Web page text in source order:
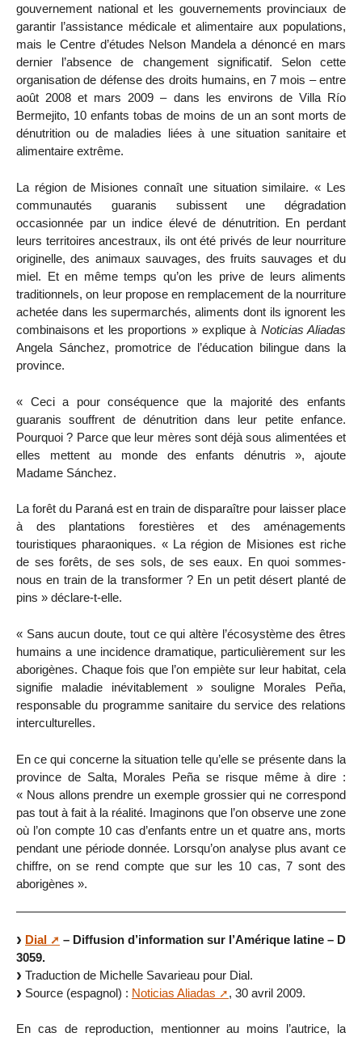
gouvernement national et les gouvernements provinciaux de
garantir l’assistance médicale et alimentaire aux populations,
mais le Centre d’études Nelson Mandela a dénoncé en mars
dernier l’absence de changement significatif. Selon cette
organisation de défense des droits humains, en 7 mois – entre
août 2008 et mars 2009 – dans les environs de Villa Río
Bermejito, 10 enfants tobas de moins de un an sont morts de
dénutrition ou de maladies liées à une situation sanitaire et
alimentaire extrême.
La région de Misiones connaît une situation similaire. « Les
communautés guaranis subissent une dégradation
occasionnée par un indice élevé de dénutrition. En perdant
leurs territoires ancestraux, ils ont été privés de leur nourriture
originelle, des animaux sauvages, des fruits sauvages et du
miel. Et en même temps qu’on les prive de leurs aliments
traditionnels, on leur propose en remplacement de la nourriture
achetée dans les supermarchés, aliments dont ils ignorent les
combinaisons et les proportions » explique à Noticias Aliadas
Angela Sánchez, promotrice de l’éducation bilingue dans la
province.
« Ceci a pour conséquence que la majorité des enfants
guaranis souffrent de dénutrition dans leur petite enfance.
Pourquoi ? Parce que leur mères sont déjà sous alimentées et
elles mettent au monde des enfants dénutris », ajoute
Madame Sánchez.
La forêt du Paraná est en train de disparaître pour laisser place
à des plantations forestières et des aménagements
touristiques pharaoniques. « La région de Misiones est riche
de ses forêts, de ses sols, de ses eaux. En quoi sommes-
nous en train de la transformer ? En un petit désert planté de
pins » déclare-t-elle.
« Sans aucun doute, tout ce qui altère l’écosystème des êtres
humains a une incidence dramatique, particulièrement sur les
aborigènes. Chaque fois que l’on empiète sur leur habitat, cela
signifie maladie inévitablement » souligne Morales Peña,
responsable du programme sanitaire du service des relations
interculturelles.
En ce qui concerne la situation telle qu’elle se présente dans la
province de Salta, Morales Peña se risque même à dire :
« Nous allons prendre un exemple grossier qui ne correspond
pas tout à fait à la réalité. Imaginons que l’on observe une zone
où l’on compte 10 cas d’enfants entre un et quatre ans, morts
pendant une période donnée. Lorsqu’on analyse plus avant ce
chiffre, on se rend compte que sur les 10 cas, 7 sont des
aborigènes ».
Dial
– Diffusion d’information sur l’Amérique latine – D
3059.
Traduction de Michelle Savarieau pour Dial.
Source (espagnol) : Noticias Aliadas , 30 avril 2009.
En cas de reproduction, mentionner au moins l’autrice, la